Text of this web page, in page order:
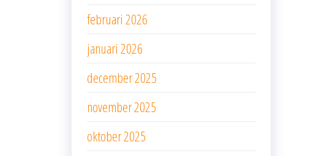
februari 2026
januari 2026
december 2025
november 2025
oktober 2025